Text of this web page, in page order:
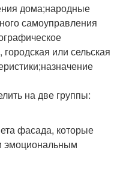
дома;народные
самоуправления
или сельская
на две группы:
фасада, которые
эмоциональным